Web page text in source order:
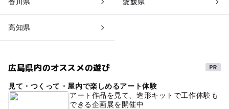
高知県
広島県内のオススメの遊び
見て・つくって・屋内で楽しめるアート体験
アート作品を見て、造形キットで工作体験も
できる企画展を開催中